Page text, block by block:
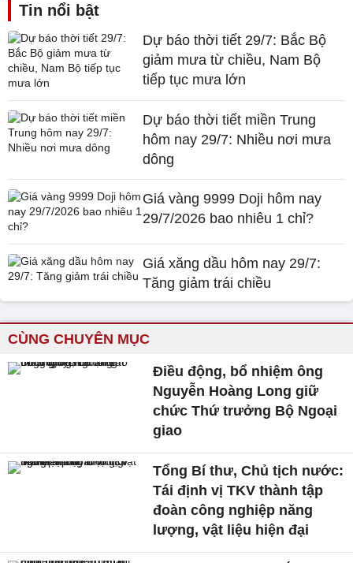
Tin nổi bật
Dự báo thời tiết 29/7: Bắc Bộ
giảm mưa từ chiều, Nam Bộ
tiếp tục mưa lớn
Dự báo thời tiết miền Trung
hôm nay 29/7: Nhiều nơi mưa
dông
Giá vàng 9999 Doji hôm nay
29/7/2026 bao nhiêu 1 chỉ?
Giá xăng dầu hôm nay 29/7:
Tăng giảm trái chiều
CÙNG CHUYÊN MỤC
Điều động, bổ nhiệm ông
Nguyễn Hoàng Long giữ
chức Thứ trưởng Bộ Ngoại
giao
Tổng Bí thư, Chủ tịch nước:
Tái định vị TKV thành tập
đoàn công nghiệp năng
lượng, vật liệu hiện đại